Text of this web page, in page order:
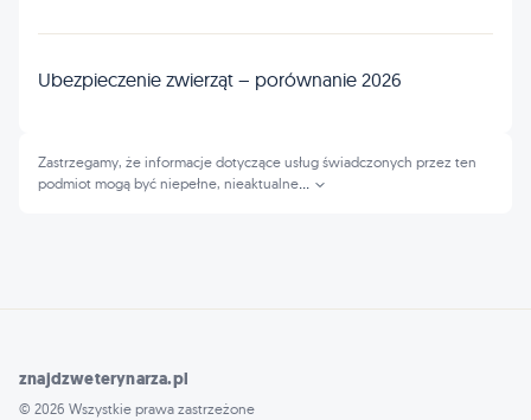
Ubezpieczenie zwierząt – porównanie 2026
Zastrzegamy, że informacje dotyczące usług świadczonych przez ten
podmiot mogą być niepełne, nieaktualne
znajdzweterynarza.pl
© 2026 Wszystkie prawa zastrzeżone